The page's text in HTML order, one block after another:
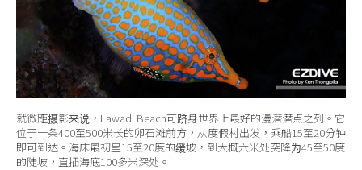
就微距摄影来说， Lawadi Beach可跻身世界上最好的漫潜潜点之列。它
位于一条400至500米长的卵石滩前方，从度假村出发，乘船15至20分钟
即可到达。海床最初呈15至20度的缓坡，到大概六米处突降为45至50度
的陡坡，直插海底100多米深处。